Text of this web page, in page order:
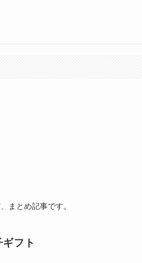
まとめ記事です。
ギフト